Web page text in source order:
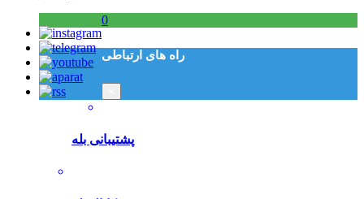
0
راه های ارتباطی
پشتیبانی بله